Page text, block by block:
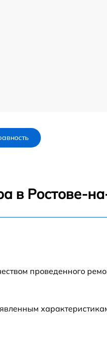
в Ростове-
проведенного